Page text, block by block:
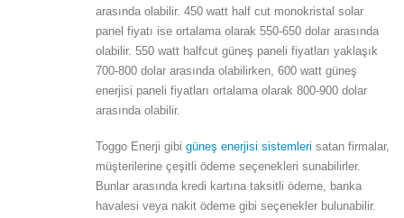
arasında olabilir. 450 watt half cut monokristal solar
panel fiyatı ise ortalama olarak 550-650 dolar arasında
olabilir. 550 watt halfcut güneş paneli fiyatları yaklaşık
700-800 dolar arasında olabilirken, 600 watt güneş
enerjisi paneli fiyatları ortalama olarak 800-900 dolar
arasında olabilir.
Toggo Enerji gibi güneş enerjisi sistemleri satan firmalar,
müşterilerine çeşitli ödeme seçenekleri sunabilirler.
Bunlar arasında kredi kartına taksitli ödeme, banka
havalesi veya nakit ödeme gibi seçenekler bulunabilir.